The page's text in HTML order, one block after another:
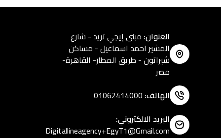
العنوان: مبنى إيجي تريد - شارع
المشير احمد اسماعيل - مساكن
شيراتون - طريق المطار- القاهرة-
مصر
الهاتف:
01062414000
البريد الالكتروني:
Digitallineagency+EgyT1@Gmail.com